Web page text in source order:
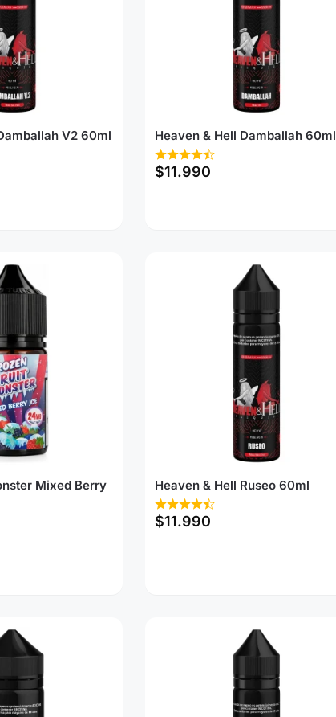
V2 60ml Heaven & Hell Damballah 60ml
$11.990
Mixed Berry
Heaven & Hell Ruseo 60ml
$11.990